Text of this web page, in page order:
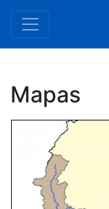
Mapas